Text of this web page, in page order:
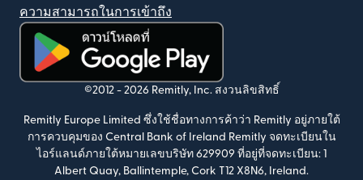
ความสามารถในการเข้าถึง
(เปิดในหน้าต่างใหม่)
©2012 - 2026 Remitly, Inc. สงวนลิขสิทธิ์
Remitly Europe Limited ซึ่งใช้ชื่อทางการค้าว่า Remitly อยู่ภายใต้
การควบคุมของ Central Bank of Ireland Remitly จดทะเบียนใน
ไอร์แลนด์ภายใต้หมายเลขบริษัท 629909 ที่อยู่ที่จดทะเบียน: 1
Albert Quay, Ballintemple, Cork T12 X8N6, Ireland.